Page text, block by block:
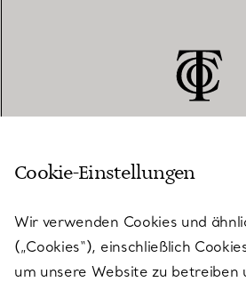
KUNDENSERVICE
SERVICES
Cookie-Einstellungen
Wir verwenden Cookies und
(„Cookies“), einschließlich
um unsere Website zu betreiben